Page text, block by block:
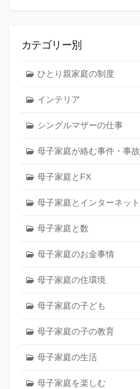
カテゴリー別
ひとり親家庭の制度
インテリア
シングルマザーの仕事
母子家庭が絡む事件・事故
母子家庭とFX
母子家庭とインターネット
母子家庭と数
母子家庭のお金事情
母子家庭の住環境
母子家庭の子ども
母子家庭の子の教育
母子家庭の生活
母子家庭を楽しむ